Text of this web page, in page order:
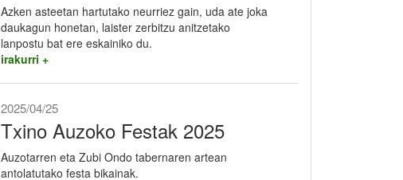
Azken asteetan hartutako neurriez gain, uda ate joka
daukagun honetan, laister zerbitzu anitzetako
lanpostu bat ere eskainiko du.
irakurri +
2025/04/25
Txino Auzoko Festak 2025
Auzotarren eta Zubi Ondo tabernaren artean
antolatutako festa bikainak.